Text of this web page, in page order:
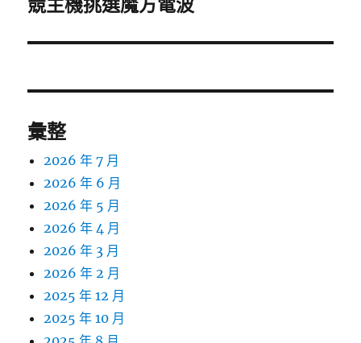
文
競主機挑選魔方電波
彙整
2026 年 7 月
2026 年 6 月
2026 年 5 月
2026 年 4 月
2026 年 3 月
2026 年 2 月
2025 年 12 月
2025 年 10 月